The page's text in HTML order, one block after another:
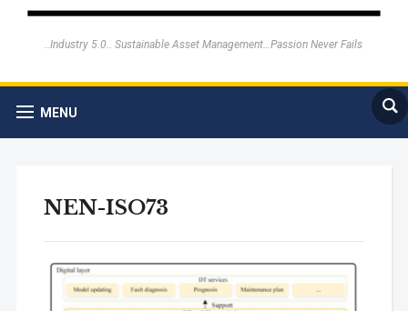
..Industry 5.0.. Sustainable Asset Management…Passion Never Fails
MENU
NEN-ISO73